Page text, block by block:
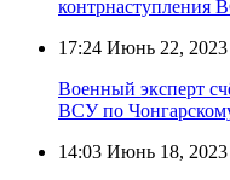
контрнаступления
17:24 Июнь 22, 2023
Военный эксперт
ВСУ по
14:03 Июнь 18, 2023